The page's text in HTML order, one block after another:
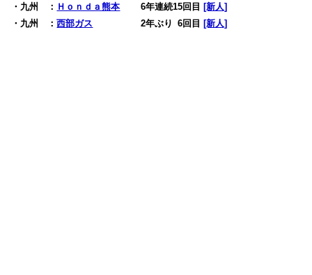
・九州 ： Ｈｏｎｄａ熊本 6年連続15回目[新人]
・九州 ：西部ガス 2年ぶり 06回目[新人]